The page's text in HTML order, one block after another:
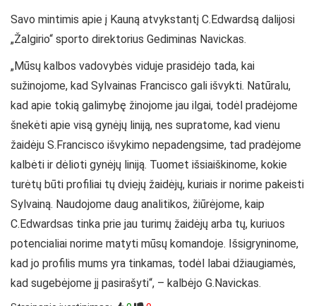
Savo mintimis apie į Kauną atvykstantį C.Edwardsą dalijosi
„Žalgirio“ sporto direktorius Gediminas Navickas.
„Mūsų kalbos vadovybės viduje prasidėjo tada, kai
sužinojome, kad Sylvainas Francisco gali išvykti. Natūralu,
kad apie tokią galimybę žinojome jau ilgai, todėl pradėjome
šnekėti apie visą gynėjų liniją, nes supratome, kad vienu
žaidėju S.Francisco išvykimo nepadengsime, tad pradėjome
kalbėti ir dėlioti gynėjų liniją. Tuomet išsiaiškinome, kokie
turėtų būti profiliai tų dviejų žaidėjų, kuriais ir norime pakeisti
Sylvainą. Naudojome daug analitikos, žiūrėjome, kaip
C.Edwardsas tinka prie jau turimų žaidėjų arba tų, kuriuos
potencialiai norime matyti mūsų komandoje. Išsigryninome,
kad jo profilis mums yra tinkamas, todėl labai džiaugiamės,
kad sugebėjome jį pasirašyti“, – kalbėjo G.Navickas.